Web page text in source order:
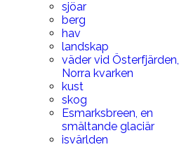
sjöar
berg
hav
landskap
väder vid Österfjärden,
Norra kvarken
kust
skog
Esmarksbreen, en
smältande glaciär
isvärlden